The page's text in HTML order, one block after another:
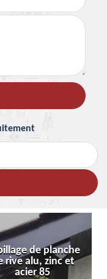
de planche
rive alu, zinc et
acier 85